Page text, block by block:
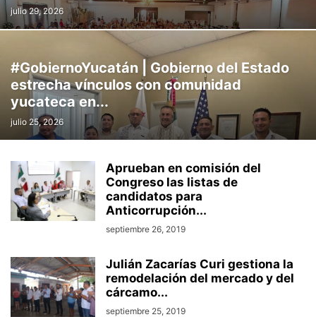
julio 29, 2026
#GobiernoYucatán | Gobierno del Estado
estrecha vínculos con comunidad
yucateca en...
julio 25, 2026
Aprueban en comisión del
Congreso las listas de
candidatos para
Anticorrupción...
septiembre 26, 2019
Julián Zacarías Curi gestiona la
remodelación del mercado y del
cárcamo...
septiembre 25, 2019